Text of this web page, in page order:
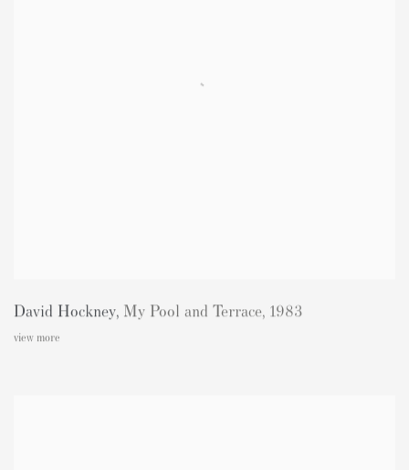
David Hockney, My Pool and Terrace, 1983
view more